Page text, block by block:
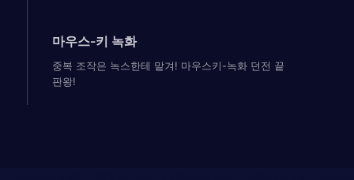
마우스-키 녹화
중복 조작은 녹스한테 맡겨! 마우스키-녹화 던전 끝
판왕!